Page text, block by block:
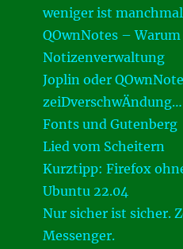
weniger ist
QOwnNotes –
Notizenverwaltung
Joplin oder
zeiDverschwÄndung…
Fonts und Gutenberg
Lied vom Scheitern
Kurztipp: Firefox
Ubuntu 22.04
Nur sicher ist sicher.
Messenger.